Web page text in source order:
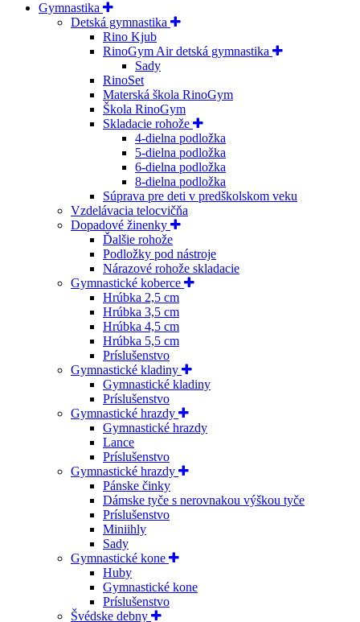
Gymnastika
Detská gymnastika
Rino Kjub
RinoGym Air detská gymnastika
Sady
RinoSet
Materská škola RinoGym
Škola RinoGym
Skladacie rohože
4-dielna podložka
5-dielna podložka
6-dielna podložka
8-dielna podložka
Súprava pre deti v predškolskom veku
Vzdelávacia telocvičňa
Dopadové žinenky
Ďalšie rohože
Podložky pod nástroje
Nárazové rohože skladacie
Gymnastické koberce
Hrúbka 2,5 cm
Hrúbka 3,5 cm
Hrúbka 4,5 cm
Hrúbka 5,5 cm
Príslušenstvo
Gymnastické kladiny
Gymnastické kladiny
Príslušenstvo
Gymnastické hrazdy
Gymnastické hrazdy
Lance
Príslušenstvo
Gymnastické hrazdy
Pánske činky
Dámske tyče s nerovnakou výškou tyče
Príslušenstvo
Miniihly
Sady
Gymnastické kone
Huby
Gymnastické kone
Príslušenstvo
Švédske debny